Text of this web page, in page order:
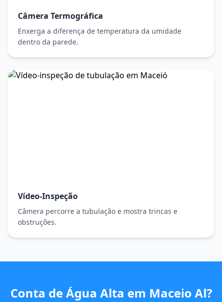
Câmera Termográfica
Enxerga a diferença de temperatura da umidade
dentro da parede.
Vídeo-Inspeção
Câmera percorre a tubulação e mostra trincas e
obstruções.
Conta de Água Alta em Maceio Al?